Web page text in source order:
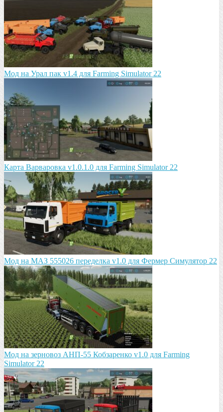
Мод на Урал пак v1.4 для Farming Simulator 22
Карта Варваровка v1.0.1.0 для Farming Simulator 22
Мод на МАЗ 555026 пeрeдeлка v1.0 для Фермер Симулятор 22
Мод на зeрновоз АНП-55 Кобзарeнко v1.0 для Farming
Simulator 22